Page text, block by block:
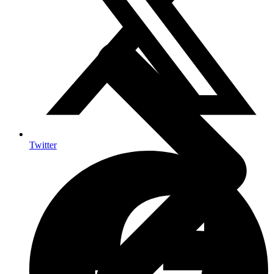
Twitter